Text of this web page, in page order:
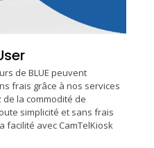
de BLUE peuvent
frais grâce à nos services
de la commodité de
simplicité et sans frais
facilité avec CamTelKiosk